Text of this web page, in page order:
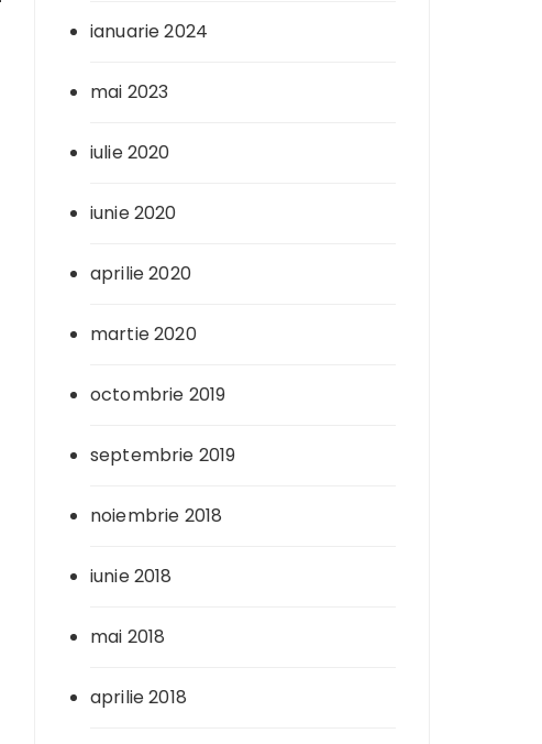
ianuarie 2024
mai 2023
iulie 2020
iunie 2020
aprilie 2020
martie 2020
octombrie 2019
septembrie 2019
noiembrie 2018
iunie 2018
mai 2018
aprilie 2018